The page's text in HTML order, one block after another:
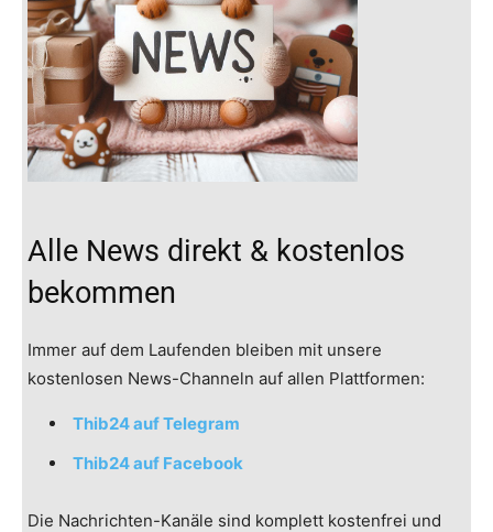
Alle News direkt & kostenlos
bekommen
Immer auf dem Laufenden bleiben mit unsere
kostenlosen News-Channeln auf allen Plattformen:
Thib24 auf Telegram
Thib24 auf Facebook
Die Nachrichten-Kanäle sind komplett kostenfrei und